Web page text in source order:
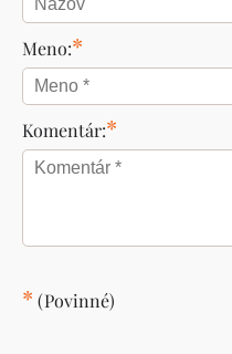
Meno:*
Komentár:*
* (Povinné)